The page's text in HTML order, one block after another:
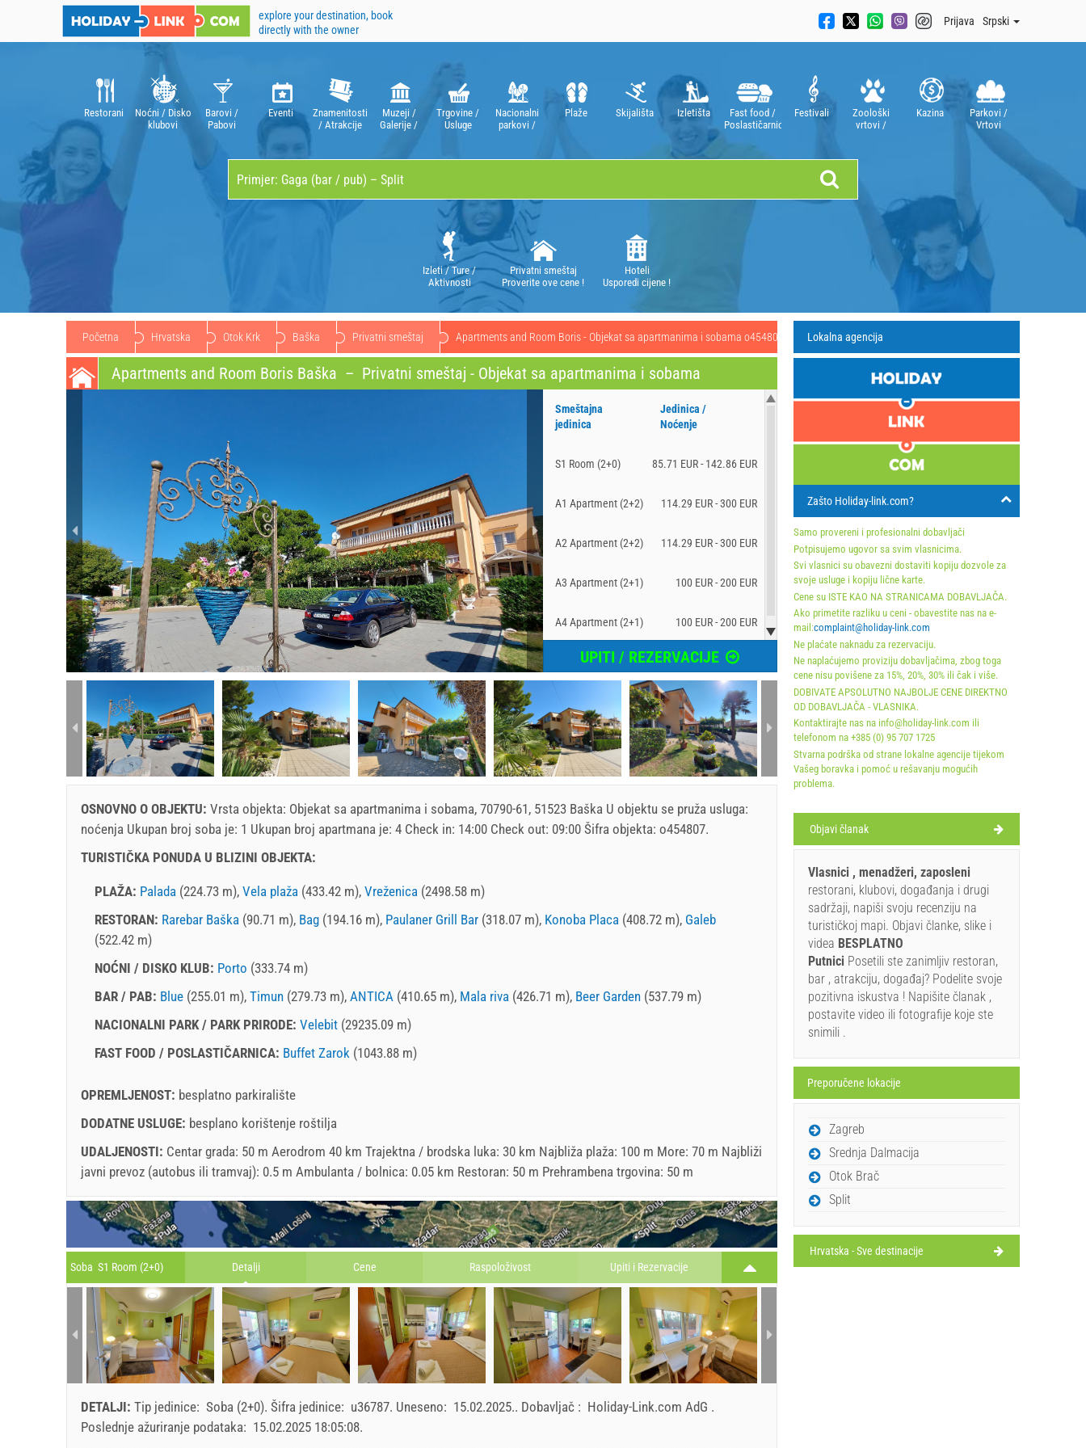
explore your destination, book
directly with the owner
Prijava Srpski
Restorani
Noćni / Disko
klubovi
Barovi /
Pabovi
Eventi
Znamenitosti
/ Atrakcije
Muzeji /
Galerije /
Trgovine /
Usluge
Nacionalni
parkovi /
Plaže Skijališta Izletišta
Fast food /
Poslastičarnice
Festivali
Zoološki
vrtovi /
Kazina
Parkovi /
Vrtovi
Izleti / Ture /
Aktivnosti
Privatni smeštaj
Proverite ove cene !
Hoteli
Usporedi cijene !
Početna Hrvatska Otok Krk Baška Privatni smeštaj Apartments and Room Boris - Objekat sa apartmanima i sobama o454807
Apartments and Room Boris Baška – Privatni smeštaj - Objekat sa apartmanima i sobama
Smeštajna
jedinica
Jedinica /
Noćenje
S1 Room (2+0) 85.71 EUR - 142.86 EUR
A1 Apartment (2+2) 114.29 EUR - 300 EUR
A2 Apartment (2+2) 114.29 EUR - 300 EUR
A3 Apartment (2+1) 100 EUR - 200 EUR
A4 Apartment (2+1) 100 EUR - 200 EUR
UPITI / REZERVACIJE
OSNOVNO O OBJEKTU: Vrsta objekta: Objekat sa apartmanima i sobama, 70790-61, 51523 Baška U objektu se pruža usluga:
noćenja Ukupan broj soba je: 1 Ukupan broj apartmana je: 4 Check in: 14:00 Check out: 09:00 Šifra objekta: o454807.
TURISTIČKA PONUDA U BLIZINI OBJEKTA:
PLAŽA: Palada (224.73 m), Vela plaža (433.42 m), Vreženica (2498.58 m)
RESTORAN: Rarebar Baška (90.71 m), Bag (194.16 m), Paulaner Grill Bar (318.07 m), Konoba Placa (408.72 m), Galeb
(522.42 m)
NOĆNI / DISKO KLUB: Porto (333.74 m)
BAR / PAB: Blue (255.01 m), Timun (279.73 m), ANTICA (410.65 m), Mala riva (426.71 m), Beer Garden (537.79 m)
NACIONALNI PARK / PARK PRIRODE: Velebit (29235.09 m)
FAST FOOD / POSLASTIČARNICA: Buffet Zarok (1043.88 m)
OPREMLJENOST: besplatno parkiralište
DODATNE USLUGE: besplano korištenje roštilja
UDALJENOSTI: Centar grada: 50 m Aerodrom 40 km Trajektna / brodska luka: 30 km Najbliža plaža: 100 m More: 70 m Najbliži
javni prevoz (autobus ili tramvaj): 0.5 m Ambulanta / bolnica: 0.05 km Restoran: 50 m Prehrambena trgovina: 50 m
Soba S1 Room (2+0) Detalji Cene Raspoloživost Upiti i Rezervacije
DETALJI: Tip jedinice: Soba (2+0). Šifra jedinice: u36787. Uneseno: 15.02.2025.. Dobavljač : Holiday-Link.com AdG .
Poslednje ažuriranje podataka: 15.02.2025 18:05:08.
Lokalna agencija
Zašto Holiday-link.com?
Samo provereni i profesionalni dobavljači
Potpisujemo ugovor sa svim vlasnicima.
Svi vlasnici su obavezni dostaviti kopiju dozvole za
svoje usluge i kopiju lične karte.
Cene su ISTE KAO NA STRANICAMA DOBAVLJAČA.
Ako primetite razliku u ceni - obavestite nas na e-
mail:complaint@holiday-link.com
Ne plaćate naknadu za rezervaciju.
Ne naplaćujemo proviziju dobavljačima, zbog toga
cene nisu povišene za 15%, 20%, 30% ili čak i više.
DOBIVATE APSOLUTNO NAJBOLJE CENE DIREKTNO
OD DOBAVLJAČA - VLASNIKA.
Kontaktirajte nas na info@holiday-link.com ili
telefonom na +385 (0) 95 707 1725
Stvarna podrška od strane lokalne agencije tijekom
Vašeg boravka i pomoć u rešavanju mogućih
problema.
Objavi članak
Vlasnici , menadžeri, zaposleni
restorani, klubovi, događanja i drugi
sadržaji, napiši svoju recenziju na
turističkoj mapi. Objavi članke, slike i
videa BESPLATNO
Putnici Posetili ste zanimljiv restoran,
bar , atrakciju, događaj? Podelite svoje
pozitivna iskustva ! Napišite članak ,
postavite video ili fotografije koje ste
snimili .
Preporučene lokacije
Zagreb
Srednja Dalmacija
Otok Brač
Split
Hrvatska - Sve destinacije